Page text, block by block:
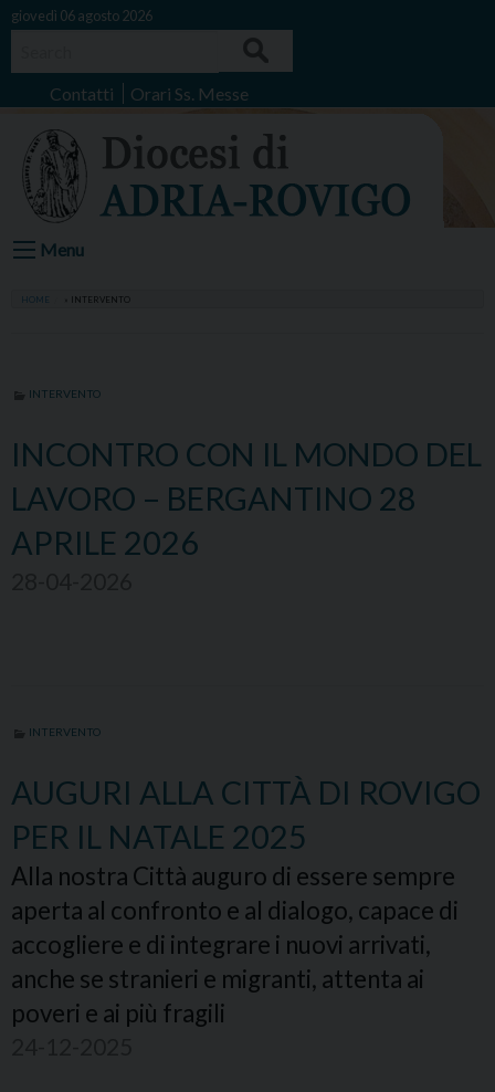
Skip
giovedì 06 agosto 2026
Contatti Orari Ss. Messe
Menu
HOME INTERVENTO
INTERVENTO
INCONTRO CON IL MONDO DEL
LAVORO – BERGANTINO 28
APRILE 2026
INTERVENTO
AUGURI ALLA CITTÀ DI ROVIGO
PER IL NATALE 2025
Alla nostra Città auguro di essere sempre
aperta al confronto e al dialogo, capace di
accogliere e di integrare i nuovi arrivati,
anche se stranieri e migranti, attenta ai
poveri e ai più fragili